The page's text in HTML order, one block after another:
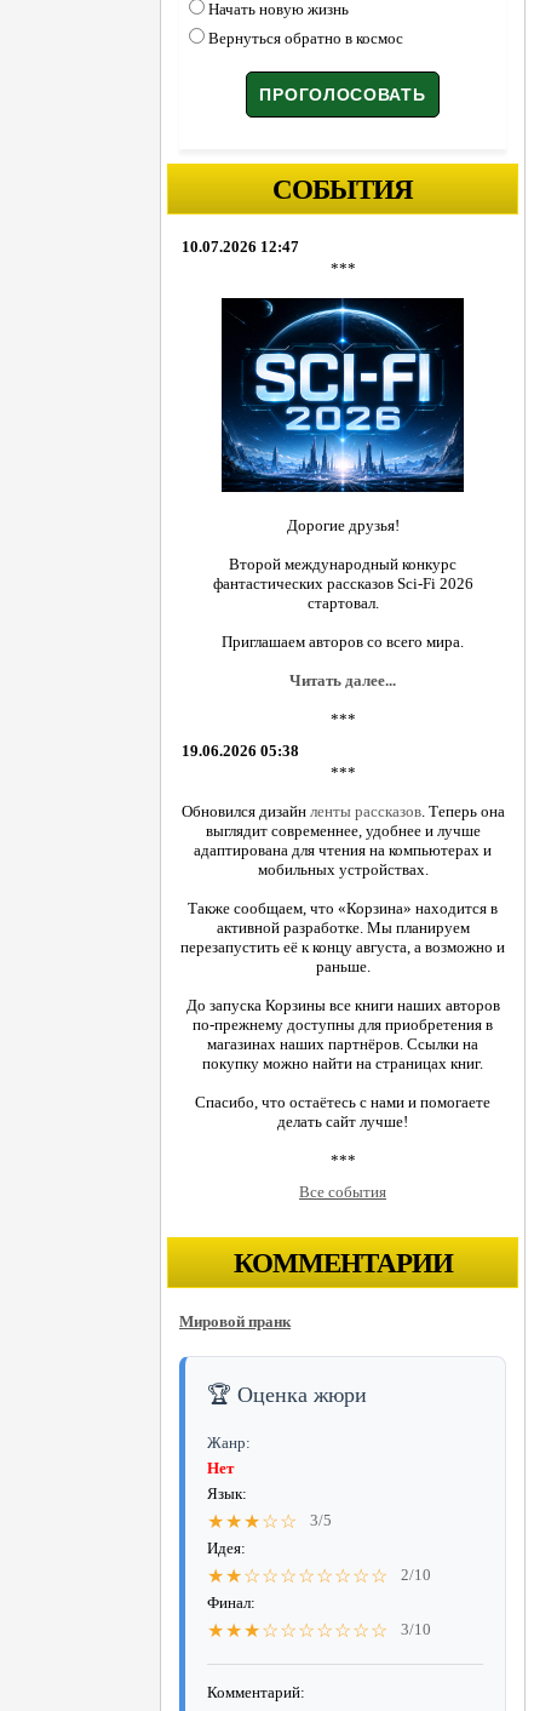
Начать новую жизнь
Вернуться обратно в космос
СОБЫТИЯ
10.07.2026 12:47
***
Дорогие друзья!
Второй международный конкурс
фантастических рассказов Sci-Fi 2026
стартовал.
Приглашаем авторов со всего мира.
Читать далее...
***
19.06.2026 05:38
***
Обновился дизайн ленты рассказов. Теперь она
выглядит современнее, удобнее и лучше
адаптирована для чтения на компьютерах и
мобильных устройствах.
Также сообщаем, что «Корзина» находится в
активной разработке. Мы планируем
перезапустить её к концу августа, а возможно и
раньше.
До запуска Корзины все книги наших авторов
по-прежнему доступны для приобретения в
магазинах наших партнёров. Ссылки на
покупку можно найти на страницах книг.
Спасибо, что остаётесь с нами и помогаете
делать сайт лучше!
***
Все события
КОММЕНТАРИИ
Мировой пранк
🏆 Оценка жюри
Жанр:
Нет
Язык:
★★★☆☆
3/5
Идея:
★★☆☆☆☆☆☆☆☆
2/10
Финал:
★★★☆☆☆☆☆☆☆ 3/10
Комментарий: